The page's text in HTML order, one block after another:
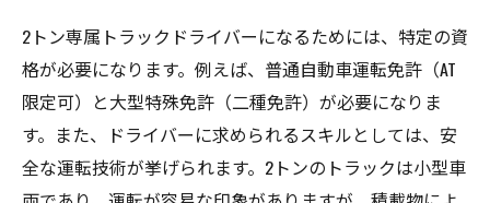
2トン専属トラックドライバーになるためには、特定の資
格が必要になります。例えば、普通自動車運転免許（AT
限定可）と大型特殊免許（二種免許）が必要になりま
す。また、ドライバーに求められるスキルとしては、安
全な運転技術が挙げられます。2トンのトラックは小型車